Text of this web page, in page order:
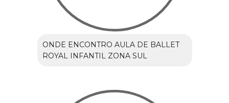
ONDE ENCONTRO AULA DE BALLET
ROYAL INFANTIL ZONA SUL